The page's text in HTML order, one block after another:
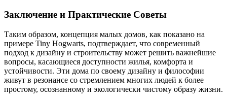
Заключение и Практические Советы
Таким образом, концепция малых домов, как показано на
примере Tiny Hogwarts, подтверждает, что современный
подход к дизайну и строительству может решить важнейшие
вопросы, касающиеся доступности жилья, комфорта и
устойчивости. Эти дома по своему дизайну и философии
живут в резонансе со стремлением многих людей к более
простому, осознанному и экологически чистому образу жизни.